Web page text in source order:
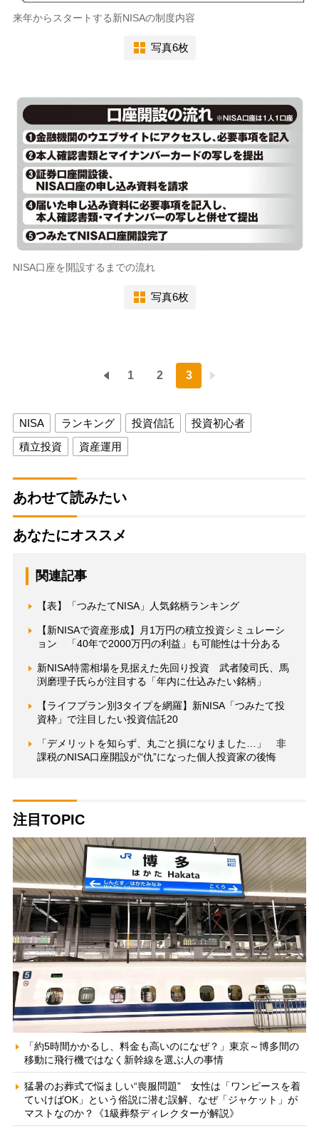
来年からスタートする新NISAの制度内容
写真6枚
NISA口座を開設するまでの流れ
写真6枚
1 2 3
NISA ランキング 投資信託
投資初心者
積立投資
資産運用
あわせて読みたい
あなたにオススメ
関連記事
【表】「つみたてNISA」人気銘柄ランキング
【新NISAで資産形成】月1万円の積立投資シミュレーシ
ョン 「40年で2000万円の利益」も可能性は十分ある
新NISA特需相場を見据えた先回り投資 武者陵司氏、馬
渕磨理子氏らが注目する「年内に仕込みたい銘柄」
【ライフプラン別3タイプを網羅】新NISA「つみたて投
資枠」で注目したい投資信託20
「デメリットを知らず、丸ごと損になりました…」 非
課税のNISA口座開設が“仇”になった個人投資家の後悔
注目TOPIC
「約5時間かかるし、料金も高いのになぜ？」東京～博多間の
移動に飛行機ではなく新幹線を選ぶ人の事情
猛暑のお葬式で悩ましい“喪服問題” 女性は「ワンピースを着
ていけばOK」という俗説に潜む誤解、なぜ「ジャケット」が
マストなのか？《1級葬祭ディレクターが解説》